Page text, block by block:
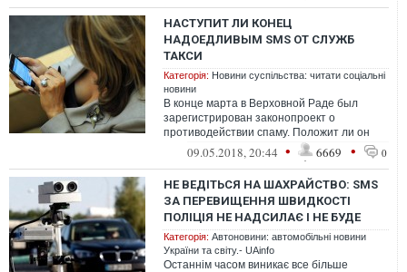
НАСТУПИТ ЛИ КОНЕЦ
НАДОЕДЛИВЫМ SMS ОТ СЛУЖБ
ТАКСИ
Категорія: Новини суспільства: читати соціальні
новини
В конце марта в Верховной Раде был
зарегистрирован законопроект о
противодействии спаму. Положит ли он
конец нежелательным сообщениям по
электронной п...
09.05.2018, 20:44 • 6669 • 0
НЕ ВЕДІТЬСЯ НА ШАХРАЙСТВО: SMS
ЗА ПЕРЕВИЩЕННЯ ШВИДКОСТІ
ПОЛІЦІЯ НЕ НАДСИЛАЄ І НЕ БУДЕ
Категорія: Автоновини: автомобільні новини
України та світу.- UAinfo
Останнім часом виникає все більше